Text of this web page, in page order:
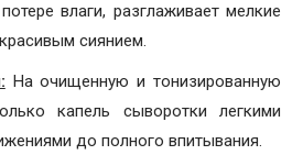
влаги, разглаживает мелкие
сиянием.
На очищенную и тонизированную
капель сыворотки легкими
до полного впитывания.